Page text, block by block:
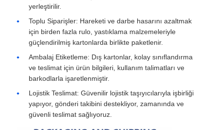
yerleştirilir.
Toplu Siparişler: Hareketi ve darbe hasarını azaltmak
için birden fazla rulo, yastıklama malzemeleriyle
güçlendirilmiş kartonlarda birlikte paketlenir.
Ambalaj Etiketleme: Dış kartonlar, kolay sınıflandırma
ve teslimat için ürün bilgileri, kullanım talimatları ve
barkodlarla işaretlenmiştir.
Lojistik Teslimat: Güvenilir lojistik taşıyıcılarıyla işbirliği
yapıyor, gönderi takibini destekliyor, zamanında ve
güvenli teslimat sağlıyoruz.